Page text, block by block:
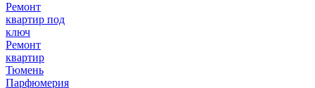
Ремонт
квартир под
ключ
Ремонт
квартир
Тюмень
Парфюмерия